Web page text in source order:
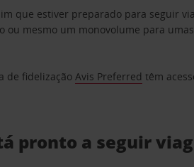
que estiver preparado para seguir
ou mesmo um monovolume para
de fidelizaçãoAvis Preferred têm
pronto a seguir